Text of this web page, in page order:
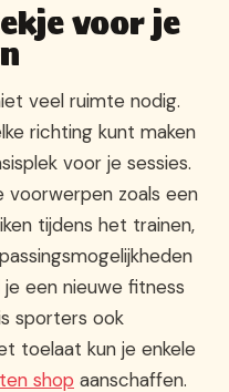
voor je
veel ruimte nodig.
richting kunt maken
voor je sessies.
voorwerpen zoals een
tijdens het trainen,
een nieuwe fitness
sporters ook
toelaat kun je enkele
shop aanschaffen.